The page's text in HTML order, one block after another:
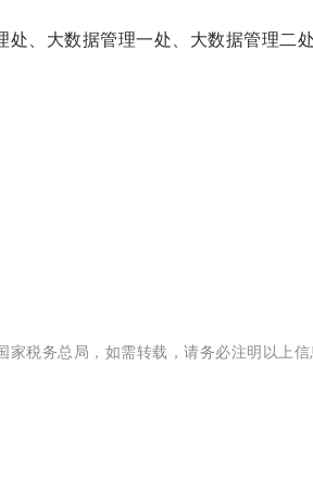
、大数据管理一处、大数据管理二处
家税务总局 ，如需转载，请务必注明以上信